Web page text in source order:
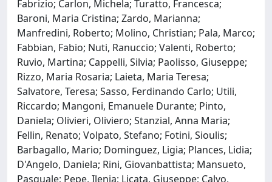
Fabrizio; Carlon, Michela; Turatto, Francesca;
Baroni, Maria Cristina; Zardo, Marianna;
Manfredini, Roberto; Molino, Christian; Pala, Marco;
Fabbian, Fabio; Nuti, Ranuccio; Valenti, Roberto;
Ruvio, Martina; Cappelli, Silvia; Paolisso, Giuseppe;
Rizzo, Maria Rosaria; Laieta, Maria Teresa;
Salvatore, Teresa; Sasso, Ferdinando Carlo; Utili,
Riccardo; Mangoni, Emanuele Durante; Pinto,
Daniela; Olivieri, Oliviero; Stanzial, Anna Maria;
Fellin, Renato; Volpato, Stefano; Fotini, Sioulis;
Barbagallo, Mario; Dominguez, Ligia; Plances, Lidia;
D'Angelo, Daniela; Rini, Giovanbattista; Mansueto,
Pasquale; Pepe, Ilenia; Licata, Giuseppe; Calvo,